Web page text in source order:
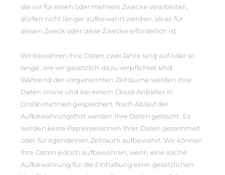
die wir für einen oder mehrere Zwecke verarbeiten,
dürfen nicht länger aufbewahrt werden, als es für
diesen Zweck oder diese Zwecke erforderlich ist.
Wir bewahren Ihre Daten zwei Jahre lang auf oder so
lange, wie wir gesetzlich dazu verpflichtet sind.
Während der vorgenannten Zeiträume werden Ihre
Daten online und bei einem Cloud-Anbieter in
Großbritannien gespeichert. Nach Ablauf der
Aufbewahrungsfrist werden Ihre Daten gelöscht. Es
werden keine Papierversionen Ihrer Daten gesammelt
oder für irgendeinen Zeitraum aufbewahrt. Wir können
Ihre Daten jedoch aufbewahren, wenn eine solche
Aufbewahrung für die Einhaltung einer gesetzlichen